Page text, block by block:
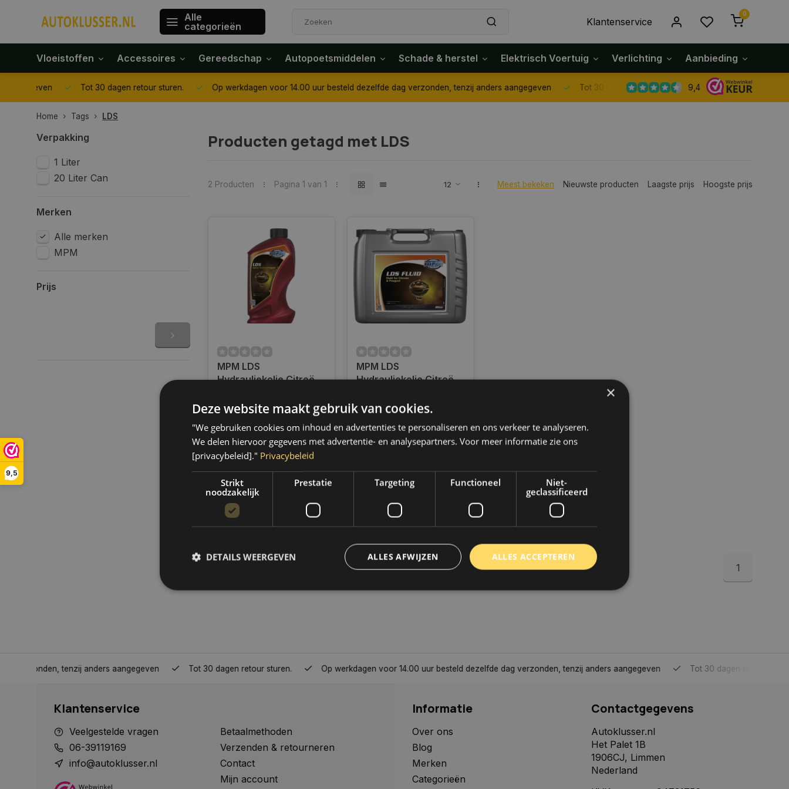
9,5
Alle
categorieën
Klantenservice
0
Vloeistoffen Accessoires Gereedschap Autopoetsmiddelen Schade & herstel Elektrisch Voertuig Verlichting Aanbieding
Tot 30 dagen retour sturen. Op werkdagen voor 14.00 uur besteld dezelfde dag verzonden, tenzij anders aangegeven Tot 30 dagen retour sturen. 9,4
Home Tags LDS
Verpakking
1 Liter
20 Liter Can
Merken
Alle merken
MPM
Prijs
Producten getagd met LDS
2 Producten Pagina 1 van 1 Meest bekeken Nieuwste producten Laagste prijs Hoogste prijs
MPM LDS
Hydrauliekolie Citroën
26001
Op werkdagen voor 14.00
uur besteld, dezelfde dag
verzonden. Boven de 50,-
gratis verzending. (NL &
BE)
€25,95
Vergelijk
MPM LDS
Hydrauliekolie Citroën
26020
Indien voorradig,
verzending binnen 2 a 3
werkdagen. Boven de 50,-
gratis verzending. (NL &
€315,80
Vergelijk
1
tenzij anders aangegeven Tot 30 dagen retour sturen. Op werkdagen voor 14.00 uur besteld dezelfde dag verzonden, tenzij anders aangegeven Tot 30 dagen retour sturen.
Klantenservice
Veelgestelde vragen
06-39119169
info@autoklusser.nl
Betaalmethoden
Verzenden & retourneren
Contact
Mijn account
Informatie
Over ons
Blog
Merken
Categorieën
Contactgegevens
Autoklusser.nl
Het Palet 1B
1906CJ, Limmen
Nederland
×
Deze website maakt gebruik van cookies.
"We gebruiken cookies om inhoud en advertenties te personaliseren en ons verkeer te analyseren.
We delen hiervoor gegevens met advertentie- en analysepartners. Voor meer informatie zie ons
[privacybeleid]." Privacybeleid
Strikt
noodzakelijk
Prestatie Targeting Functioneel
Niet-
geclassificeerd
ALLES ACCEPTEREN
ALLES AFWIJZEN
DETAILS WEERGEVEN
Dit cookie wordt gebruikt om een identificatiecode
sessie ID wordt gebruikt om een veilige en
consistente gebruikerservaring te behouden, ervoor
te zorgen dat pagina wijzigingen of item selecties
worden onthouden van pagina naar pagina. Het slaat
geen persoonlijke gegevens op.
__cf_bm
Deze cookie wordt gebruikt om onderscheid te